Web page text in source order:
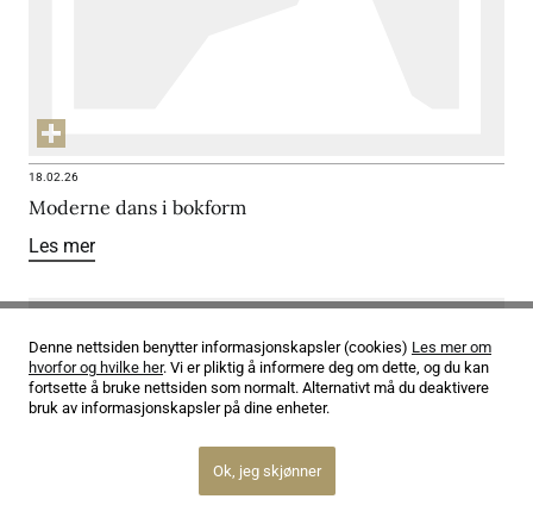
18.02.26
Moderne dans i bokform
Les mer
Denne nettsiden benytter informasjonskapsler (cookies) Les mer om
hvorfor og hvilke her. Vi er pliktig å informere deg om dette, og du kan
fortsette å bruke nettsiden som normalt. Alternativt må du deaktivere
bruk av informasjonskapsler på dine enheter.
Ok, jeg skjønner